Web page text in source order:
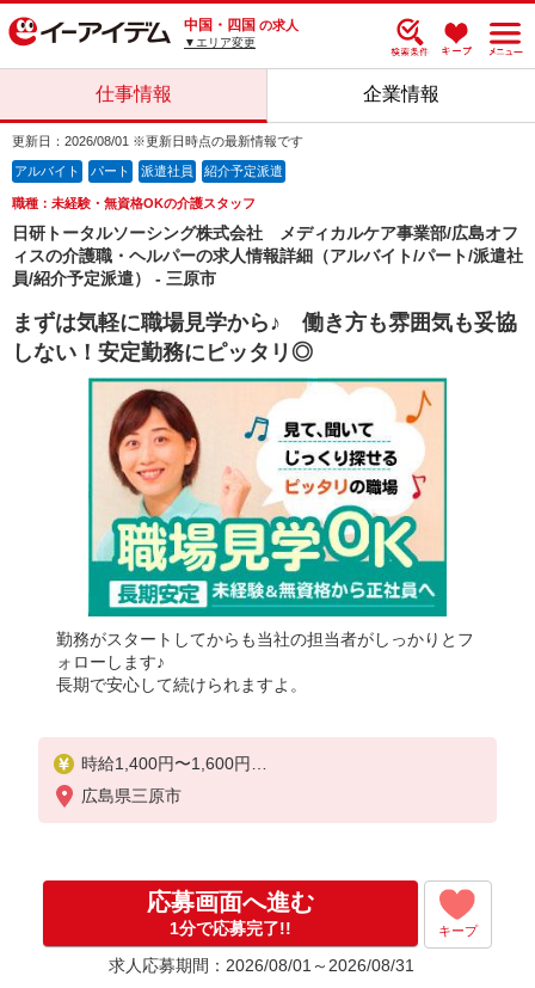
中国・四国 の求人
▼エリア変更
仕事情報 企業情報
更新日：2026/08/01 ※更新日時点の最新情報です
アルバイト パート 派遣社員 紹介予定派遣
職種：未経験・無資格OKの介護スタッフ
日研トータルソーシング株式会社 メディカルケア事業部/広島オフ
ィスの介護職・ヘルパーの求人情報詳細（アルバイト/パート/派遣社
員/紹介予定派遣） - 三原市
まずは気軽に職場見学から♪ 働き方も雰囲気も妥協
しない！安定勤務にピッタリ◎
勤務がスタートしてからも当社の担当者がしっかりとフ
ォローします♪
長期で安心して続けられますよ。
時給1,400円〜1,600円
★週払いOK（規定あり）
広島県三原市
応募画面へ進む
1分で応募完了!! キープ
求人応募期間：2026/08/01～2026/08/31